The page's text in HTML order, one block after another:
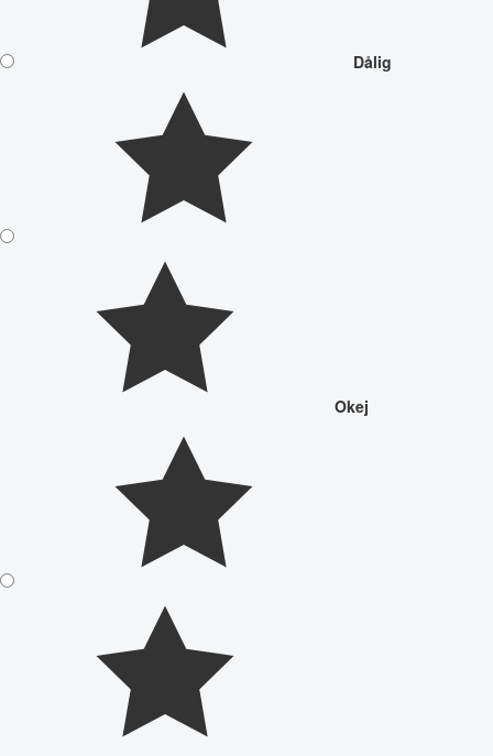
Dålig
Okej